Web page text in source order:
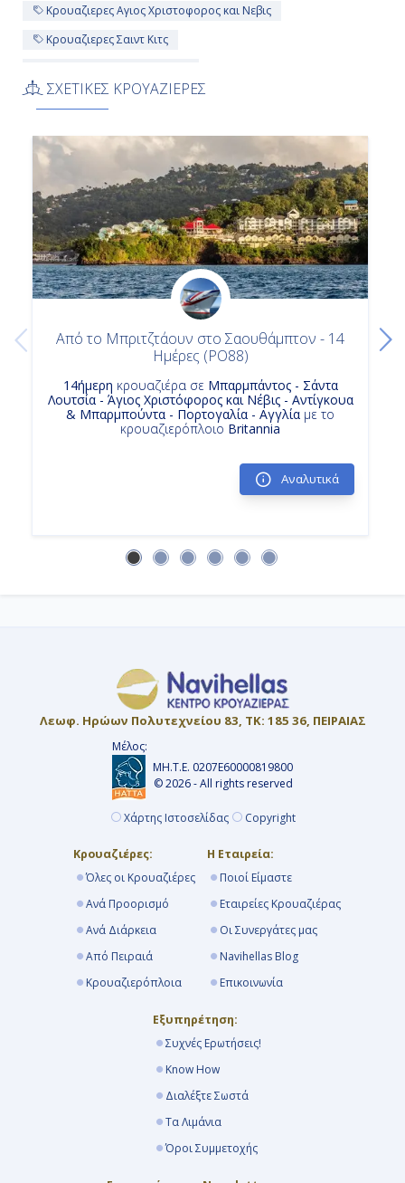
-
-
Ημέρα 14η
Σαουθάμπτον (Λονδίνο), Αγγλία
Αποβίβαση
Κρουαζιερες Αγιος Χριστοφορος και Νεβις
Κρουαζιερες Σαιντ Κιτς
Κρουαζιερες Σαντα Λουτσια
Κρουαζιερα Αντιγκουα και Μπαρμπουντα
Κρουαζιερα Αγγλια
Κρουαζιερα Αγιος Χριστοφορος και Νεβις
Κρουαζιερα Καστρις
Κρουαζιερα Σαιντ Κιτς
Κρουαζιερα Μπαρμπαντος
Κρουαζιερα Πορτογαλια
Κρουαζιερα Σαιντ Τζονς Αντιγκουα
Κρουαζιερες Ποντα Ντελγαντα - Αζορες
ΣΧΕΤΙΚΕΣ ΚΡΟΥΑΖΙΕΡΕΣ
Από το Μπριτζτάουν στο Σαουθάμπτον - 14
Ημέρες (PO88)
14ήμερη κρουαζιέρα σε Μπαρμπάντος - Σάντα
Λουτσία - Άγιος Χριστόφορος και Νέβις - Αντίγκουα
& Μπαρμπούντα - Πορτογαλία - Αγγλία με το
κρουαζιερόπλοιο Britannia
Αναλυτικά
Λεωφ. Ηρώων Πολυτεχνείου 83, ΤΚ: 185 36, ΠΕΙΡΑΙΑΣ
Μέλος:
ΜΗ.Τ.Ε. 0207Ε60000819800
© 2026 - All rights reserved
Χάρτης Ιστοσελίδας Copyright
Κρουαζιέρες:
Όλες οι Κρουαζιέρες
Ανά Προορισμό
Ανά Διάρκεια
Από Πειραιά
Κρουαζιερόπλοια
Η Εταιρεία:
Ποιοί Είμαστε
Εταιρείες Κρουαζιέρας
Οι Συνεργάτες μας
Navihellas Blog
Επικοινωνία
Εξυπηρέτηση:
Συχνές Ερωτήσεις!
Know How
Διαλέξτε Σωστά
Τα Λιμάνια
Όροι Συμμετοχής